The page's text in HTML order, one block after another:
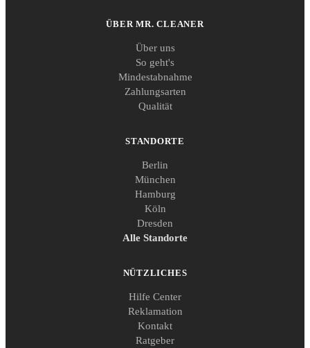
ÜBER MR. CLEANER
Über uns
So geht's
Mindestabnahme
Zahlungsarten
Qualität
STANDORTE
Berlin
München
Hamburg
Köln
Dresden
Alle Standorte
NÜTZLICHES
Hilfe Center
Reklamation
Kontakt
Ratgeber